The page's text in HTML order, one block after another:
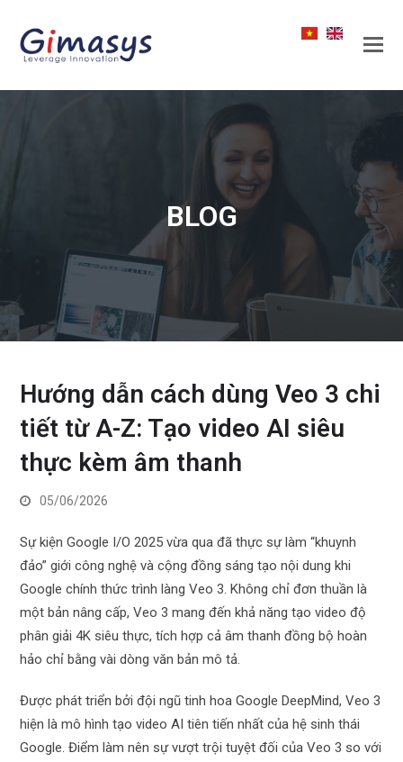
BLOG
Hướng dẫn cách dùng Veo 3 chi
tiết từ A-Z: Tạo video AI siêu
thực kèm âm thanh
05/06/2026
Sự kiện Google I/O 2025 vừa qua đã thực sự làm “khuynh
đảo” giới công nghệ và cộng đồng sáng tạo nội dung khi
Google chính thức trình làng Veo 3. Không chỉ đơn thuần là
một bản nâng cấp, Veo 3 mang đến khả năng tạo video độ
phân giải 4K siêu thực, tích hợp cả âm thanh đồng bộ hoàn
hảo chỉ bằng vài dòng văn bản mô tả.
Được phát triển bởi đội ngũ tinh hoa Google DeepMind, Veo 3
hiện là mô hình tạo video AI tiên tiến nhất của hệ sinh thái
Google. Điểm làm nên sự vượt trội tuyệt đối của Veo 3 so với